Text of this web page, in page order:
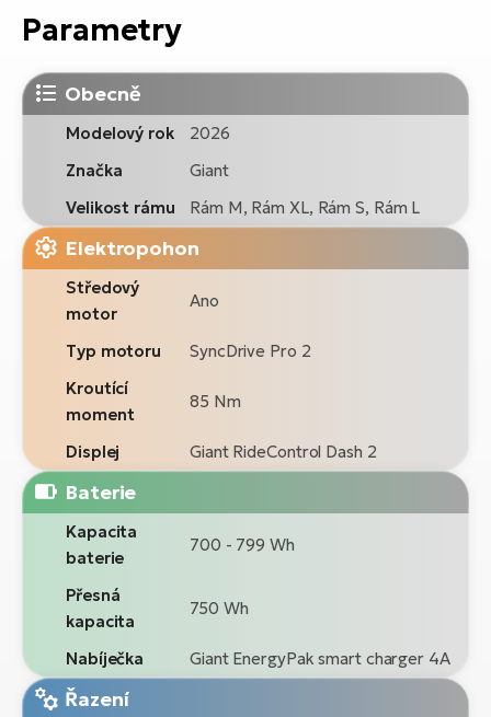
Parametry
Obecně
Modelový rok
2026
Značka
Giant
Velikost rámu
Rám M, Rám XL, Rám S, Rám L
Elektropohon
Středový
motor
Ano
Typ motoru
SyncDrive Pro 2
Kroutící
moment
85 Nm
Displej Giant RideControl Dash 2
Baterie
Kapacita
baterie
700 - 799 Wh
Přesná
kapacita
750 Wh
Nabíječka Giant EnergyPak smart charger 4A
Řazení